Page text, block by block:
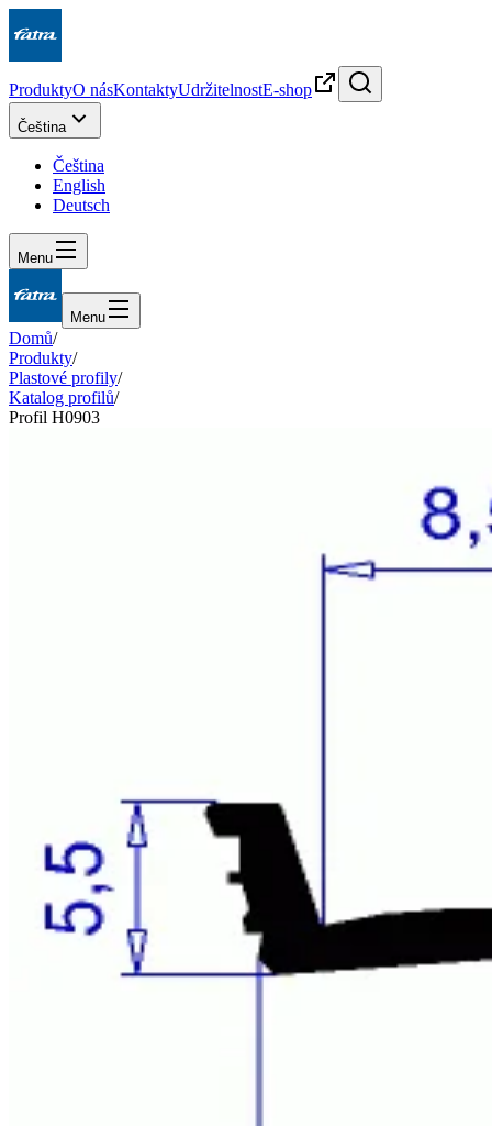
ProduktyO násKontaktyUdržitelnostE-shop
Čeština
Čeština
English
Deutsch
Menu
Menu
Domů/
Produkty/
Plastové profily/
Katalog profilů/
Profil H0903